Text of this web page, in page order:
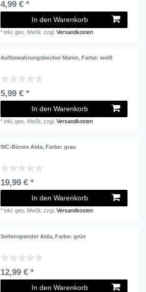
4,99 € *
In den Warenkorb
*inkl. ges. MwSt. zzgl.Versandkosten
Aufbewahrungsbecher Maren, Farbe: weiß
5,99 € *
In den Warenkorb
*inkl. ges. MwSt. zzgl.Versandkosten
WC-Bürste Aida, Farbe: grau
19,99 € *
In den Warenkorb
*inkl. ges. MwSt. zzgl.Versandkosten
Seifenspender Aida, Farbe: grün
12,99 € *
In den Warenkorb